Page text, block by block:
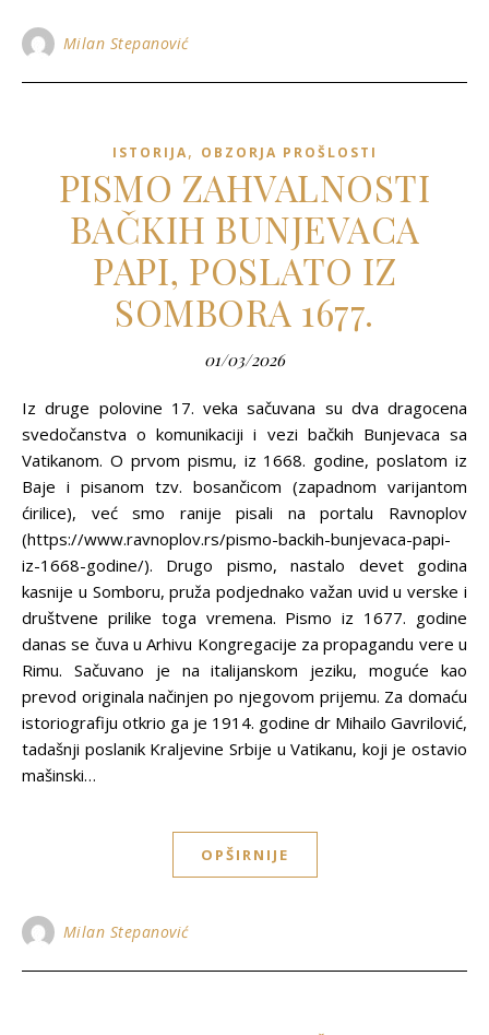
Milan Stepanović
ISTORIJA, OBZORJA PROŠLOSTI
PISMO ZAHVALNOSTI
BAČKIH BUNJEVACA
PAPI, POSLATO IZ
SOMBORA 1677.
01/03/2026
Iz druge polovine 17. veka sačuvana su dva dragocena
svedočanstva o komunikaciji i vezi bačkih Bunjevaca sa
Vatikanom. O prvom pismu, iz 1668. godine, poslatom iz
Baje i pisanom tzv. bosančicom (zapadnom varijantom
ćirilice), već smo ranije pisali na portalu Ravnoplov
(https://www.ravnoplov.rs/pismo-backih-bunjevaca-papi-
iz-1668-godine/). Drugo pismo, nastalo devet godina
kasnije u Somboru, pruža podjednako važan uvid u verske i
društvene prilike toga vremena. Pismo iz 1677. godine
danas se čuva u Arhivu Kongregacije za propagandu vere u
Rimu. Sačuvano je na italijanskom jeziku, moguće kao
prevod originala načinjen po njegovom prijemu. Za domaću
istoriografiju otkrio ga je 1914. godine dr Mihailo Gavrilović,
tadašnji poslanik Kraljevine Srbije u Vatikanu, koji je ostavio
mašinski…
OPŠIRNIJE
Milan Stepanović